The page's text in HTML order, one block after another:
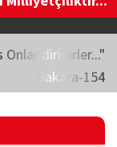
Onlar diridirler..."
Bakara-154